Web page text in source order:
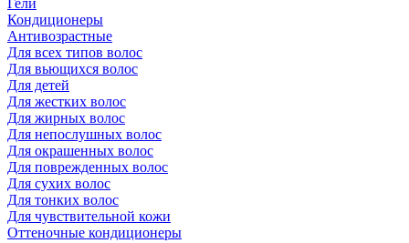
Гели
Кондиционеры
Антивозрастные
Для всех типов волос
Для вьющихся волос
Для детей
Для жестких волос
Для жирных волос
Для непослушных волос
Для окрашенных волос
Для поврежденных волос
Для сухих волос
Для тонких волос
Для чувствительной кожи
Оттеночные кондиционеры